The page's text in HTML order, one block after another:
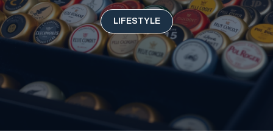
LIFESTYLE